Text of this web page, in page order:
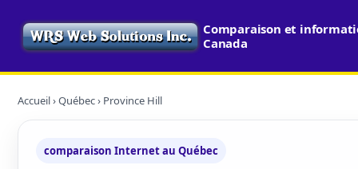
Comparaison et
Canada
Accueil›Québec› Province Hill
comparaison Internet au Québec